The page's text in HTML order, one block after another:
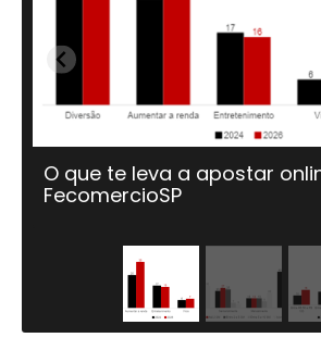
O que te leva a apostar
FecomercioSP